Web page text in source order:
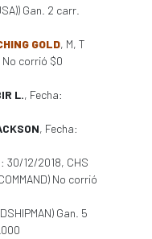
Gan. 2 carr.
GOLD, M, T
No corrió $0
L., Fecha:
, Fecha:
30/12/2018, CHS
No corrió
Gan. 5